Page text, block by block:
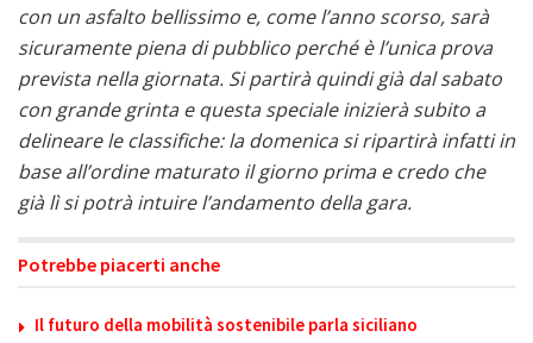
con un asfalto bellissimo e, come l’anno scorso, sarà
sicuramente piena di pubblico perché è l’unica prova
prevista nella giornata. Si partirà quindi già dal sabato
con grande grinta e questa speciale inizierà subito a
delineare le classifiche: la domenica si ripartirà infatti in
base all’ordine maturato il giorno prima e credo che
già lì si potrà intuire l’andamento della gara.
Potrebbe piacerti anche
Il futuro della mobilità sostenibile parla siciliano